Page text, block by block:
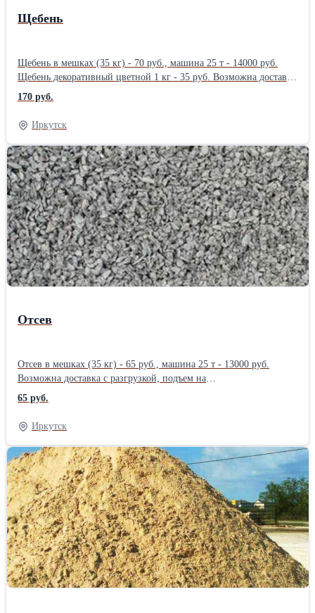
Щебень
Щебень в мешках (35 кг) - 70 руб., машина 25 т - 14000 руб.
Щебень декоративный цветной 1 кг - 35 руб. Возможна доставка
с разгрузкой, подъем на этаж.Производитель: Собственное
производство
170 руб.
Иркутск
Отсев
Отсев в мешках (35 кг) - 65 руб., машина 25 т - 13000 руб.
Возможна доставка с разгрузкой, подъем на
этаж.Производитель: Собственное производство
65 руб.
Иркутск